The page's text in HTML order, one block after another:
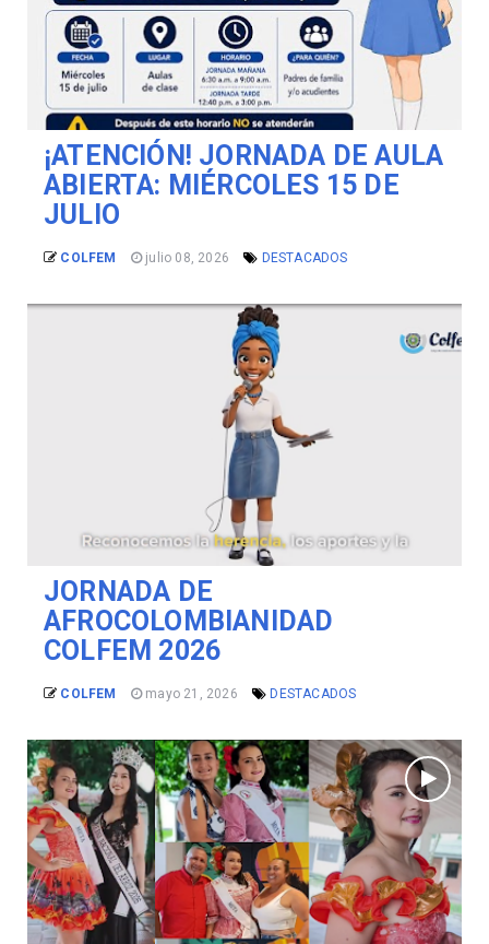
¡ATENCIÓN! JORNADA DE AULA
ABIERTA: MIÉRCOLES 15 DE
JULIO
COLFEM julio 08, 2026 DESTACADOS
JORNADA DE
AFROCOLOMBIANIDAD
COLFEM 2026
COLFEM mayo 21, 2026 DESTACADOS